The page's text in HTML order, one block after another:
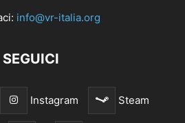
info@vr-italia.org
SEGUICI
Instagram Steam